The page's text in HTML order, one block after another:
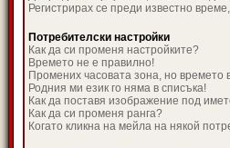
Регистрирах се преди известно
Потребителски настройки
Как да си променя настройките?
Времето не е правилно!
Промених часовата зона, но времето
Родния ми език го няма в списъка!
Как да поставя изображение под
Как да си променя ранга?
Когато кликна на мейла на някой